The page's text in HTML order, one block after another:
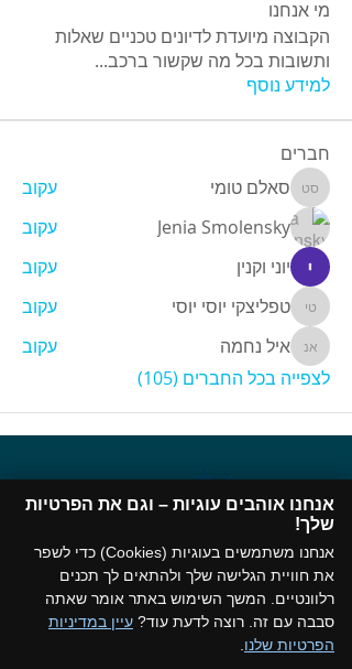
מי אנחנו
הקבוצה מיועדת לדיונים טכניים שאלות
ותשובות בכל מה שקשור ברכב...
למידע נוסף
חברים
סאלם טומי
סאלם טומי
עקוב
Jenia Smolensky
עקוב
יוני וקנין
עקוב
טפליצקי יוסי יוסי
טפליצקי יוסי יוסי עקוב
איל נחמה
איל נחמה
עקוב
לצפייה בכל החברים (105)
תקנון המועדון
הצטרפו לקבוצת הווטסאפ של המועדון
אנחנו אוהבים עוגיות – וגם את הפרטיות
שלך!​
אנחנו משתמשים בעוגיות (Cookies) כדי לשפר
את חוויית הגלישה שלך ולהתאים לך תכנים
רלוונטיים. המשך השימוש באתר אומר שאתה
סבבה עם זה. רוצה לדעת עוד? עיין במדיניות
הפרטיות שלנו